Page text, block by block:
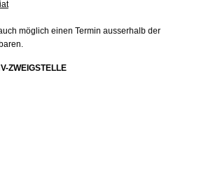
möglich einen Termin ausserhalb der
ZWEIGSTELLE